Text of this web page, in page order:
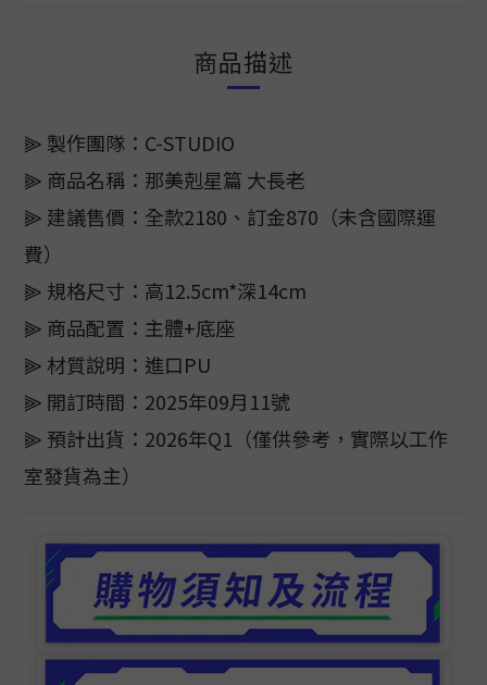
商品描述
⫸ 製作團隊：C-STUDIO
⫸ 商品名稱：那美剋星篇 大長老
⫸ 建議售價：全款2180、訂金870（未含國際運
費）
⫸ 規格尺寸：高12.5cm*深14cm
⫸ 商品配置：主體+底座
⫸ 材質說明：進口PU
⫸ 開訂時間：2025年09月11號
⫸ 預計出貨：2026年Q1（僅供參考，實際以工作
室發貨為主）